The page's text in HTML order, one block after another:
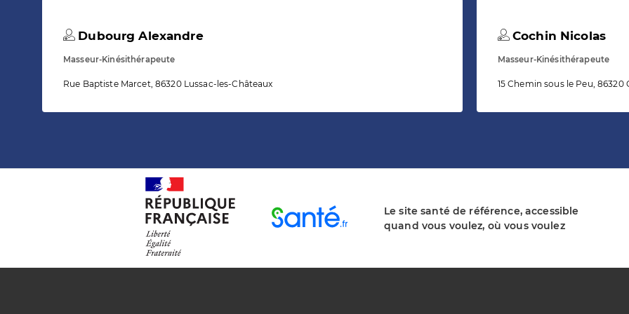
Dubourg Alexandre
Masseur-Kinésithérapeute
Rue Baptiste Marcet, 86320 Lussac-les-Châteaux
Cochin Nicolas
Masseur-Kinésithérapeute
15 Chemin sous le Peu, 86320
Le site santé de référence, accessible
quand vous voulez, où vous voulez